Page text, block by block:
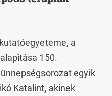
a
150.
egyik
Katalint, akinek